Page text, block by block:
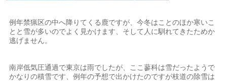
例年禁猟区の中へ降りてくる鹿ですが、今冬はことのほか寒いこ
とと雪が多いのでよく見かけます、そして人に馴れてきたためか
逃げません。
南岸低気圧通過で東京は雨でしたが、ここ蓼科は雪だったようで
かなりの積雪です、例年の予想で出かけたのですが枝道の除雪は